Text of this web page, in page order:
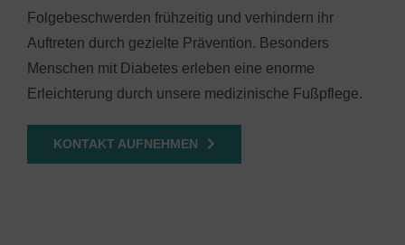
Folgebeschwerden frühzeitig und verhindern ihr
Auftreten durch gezielte Prävention. Besonders
Menschen mit Diabetes erleben eine enorme
Erleichterung durch unsere medizinische Fußpflege.
KONTAKT AUFNEHMEN